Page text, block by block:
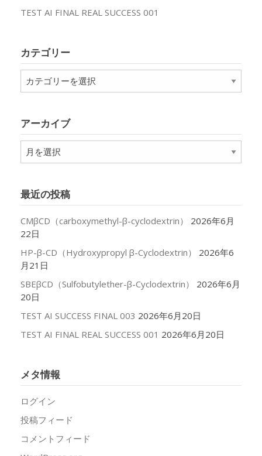
TEST AI FINAL REAL SUCCESS 001
カテゴリー
テ
ー
アーカイブ
ア
ー
ブ
最近の投稿
CMβCD（carboxymethyl-β-cyclodextrin）
2026年6月
22日
HP-β-CD（Hydroxypropyl β-Cyclodextrin）
2026年6
月21日
SBEβCD（Sulfobutylether-β-Cyclodextrin）
2026年6月
20日
TEST AI SUCCESS FINAL 003 2026年6月20日
TEST AI FINAL REAL SUCCESS 001 2026年6月20日
メタ情報
ログイン
投稿フィード
コメントフィード